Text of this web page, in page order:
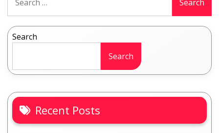
for:
Search
Search
Recent Posts